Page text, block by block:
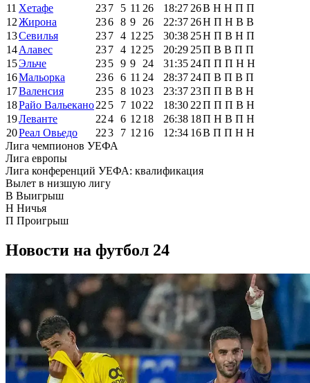
11 Хетафе 237 5 11 26 18:27 26В Н Н П П
12Жирона 236 8 9 26 22:37 26Н П Н В В
13Севилья 237 4 12 25 30:38 25Н П В Н П
14Алавес 237 4 12 25 20:29 25П В В П П
15Эльче 235 9 9 24 31:35 24П П П Н Н
16Мальорка 236 6 11 24 28:37 24П В П В П
17Валенсия 235 8 1023 23:37 23П П В В Н
18Райо Вальекано22 5 7 1022 18:30 22П П П В Н
19Леванте 224 6 12 18 26:38 18П Н В П Н
20Реал Овьедо 223 7 12 16 12:34 16В П П Н Н
Лига чемпионов УЕФА
Лига европы
Лига конференций УЕФА: квалификация
Вылет в низшую лигу
В Выигрыш
Н Ничья
П Проигрыш
Новости на футбол 24